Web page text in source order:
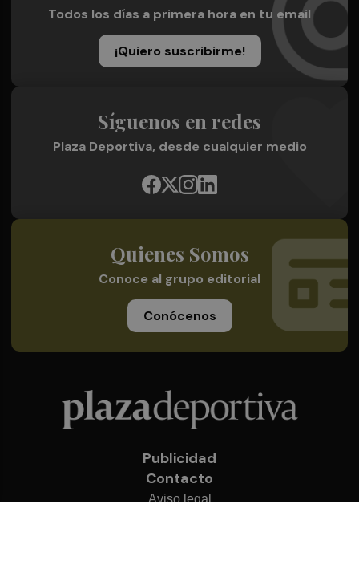
Todos los días a primera hora en tu email
¡Quiero suscribirme!
Síguenos en redes
Plaza Deportiva, desde cualquier medio
Quienes Somos
Conoce al grupo editorial
Conócenos
Publicidad
Contacto
Aviso legal